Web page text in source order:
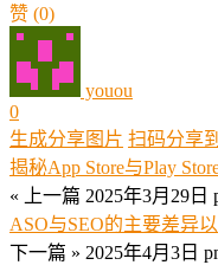
赞 (0)
youou
0
生成分享图片 扫码分享
揭秘App Store与Play
« 上一篇 2025年3月29日
ASO与SEO的主要差异
下一篇 » 2025年4月3日